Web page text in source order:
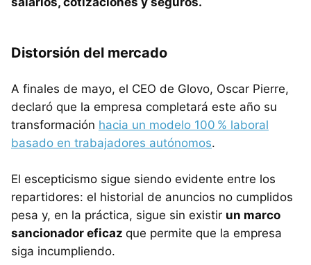
Distorsión del mercado
A finales de mayo, el CEO de Glovo, Oscar Pierre,
declaró que la empresa completará este año su
transformación hacia un modelo 100 % laboral
basado en trabajadores autónomos.
El escepticismo sigue siendo evidente entre los
repartidores: el historial de anuncios no cumplidos
pesa y, en la práctica, sigue sin existir un marco
sancionador eficaz que permite que la empresa
siga incumpliendo.